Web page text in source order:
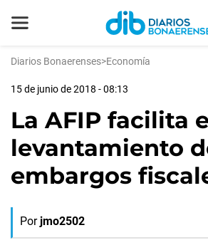
Diarios Bonaerenses>Economía
15 de junio de 2018 - 08:13
La AFIP facilita
levantamiento
embargos
Por jmo2502